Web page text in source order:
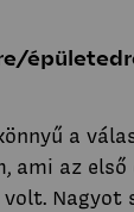
a
ami az
volt.